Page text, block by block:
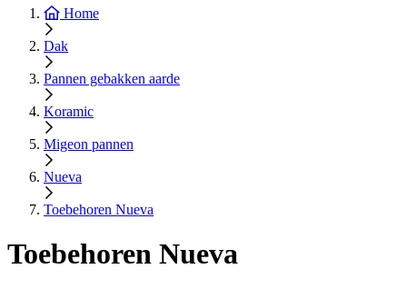
Home
Dak
Pannen gebakken aarde
Koramic
Migeon pannen
Nueva
Toebehoren Nueva
Toebehoren Nueva